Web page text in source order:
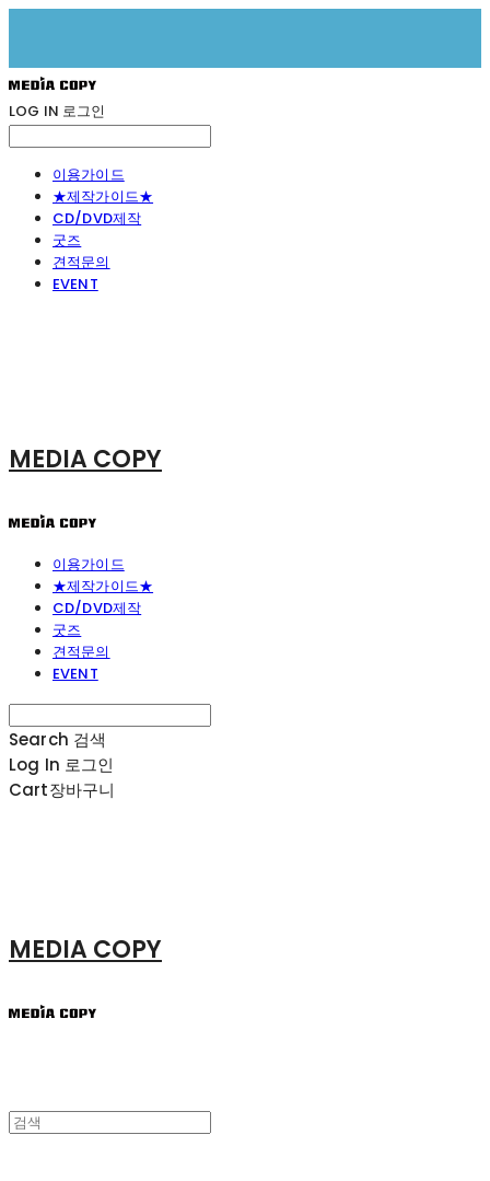
LOG IN 로그인
이용가이드
★제작가이드★
CD/DVD제작
굿즈
견적문의
EVENT
MEDIA COPY
이용가이드
★제작가이드★
CD/DVD제작
굿즈
견적문의
EVENT
Search 검색
Log In 로그인
Cart장바구니
MEDIA COPY